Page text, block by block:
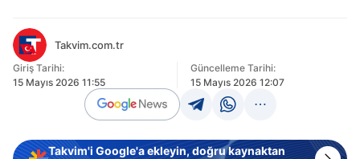
Takvim.com.tr
Giriş Tarihi:
15 Mayıs 2026 11:55
Güncelleme Tarihi:
15 Mayıs 2026 12:07
Takvim'i Google'a ekleyin, doğru kaynaktan